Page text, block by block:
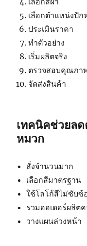
เลือกตำแหน่งปั
ประเมินราคา
ทำตัวอย่าง
เริ่มผลิตจริง
ตรวจสอบคุณภา
จัดส่งสินค้า
เทคนิคช่วยล
หมวก
สั่งจำนวนมาก
เลือกสีมาตรฐาน
ใช้โลโก้สีไม่ซับซ้
รวมออเดอร์ผลิตค
วางแผนล่วงหน้า